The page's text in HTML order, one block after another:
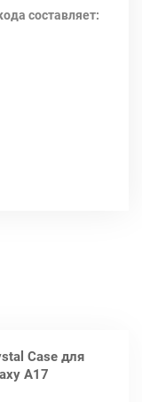
составляет:
Case для
A17